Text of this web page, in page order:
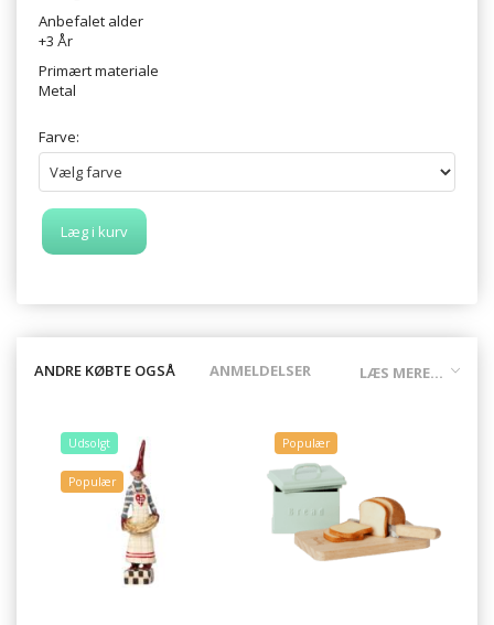
Anbefalet alder
+3 År
Primært materiale
Metal
Farve:
Læg i kurv
LÆS MERE...
ANDRE KØBTE OGSÅ ANMELDELSER
Udsolgt
Populær
Populær